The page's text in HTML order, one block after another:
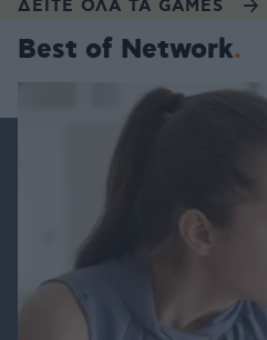
ΔΕΙΤΕ ΟΛΑ ΤΑ GAMES
Best of Network